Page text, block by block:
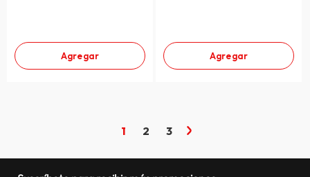
Agregar Agregar
1 2 3